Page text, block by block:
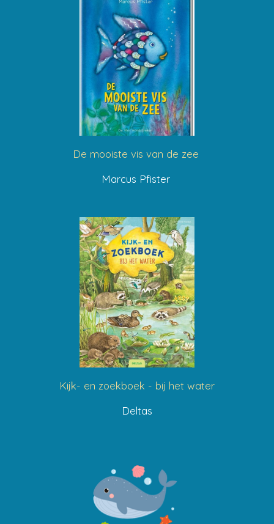
De mooiste vis van de zee
Marcus Pfister
Kijk- en zoekboek - bij het water
Deltas